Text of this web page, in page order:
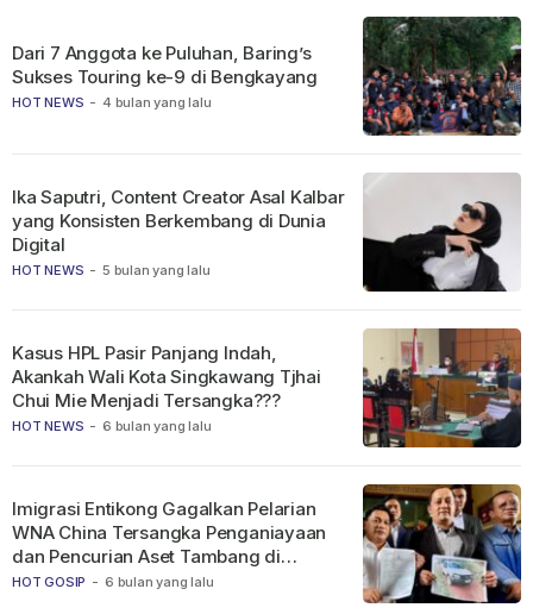
HOT NEWS - 4 bulan yang lalu
Dari 7 Anggota ke Puluhan, Baring’s
Sukses Touring ke-9 di Bengkayang
HOT NEWS - 5 bulan yang lalu
Ika Saputri, Content Creator Asal Kalbar
yang Konsisten Berkembang di Dunia
Digital
HOT NEWS - 6 bulan yang lalu
Kasus HPL Pasir Panjang Indah,
Akankah Wali Kota Singkawang Tjhai
Chui Mie Menjadi Tersangka???
HOT GOSIP - 6 bulan yang lalu
Imigrasi Entikong Gagalkan Pelarian
WNA China Tersangka Penganiayaan
dan Pencurian Aset Tambang di
Ketapang